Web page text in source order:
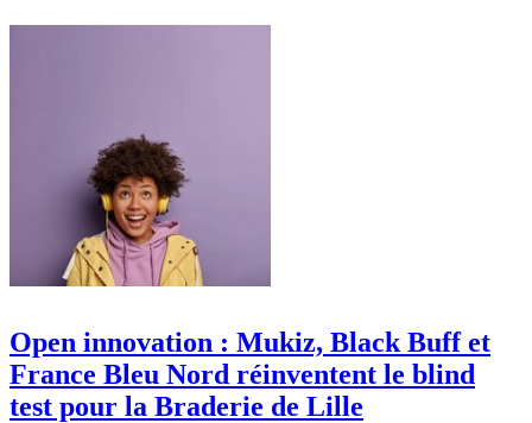
Open innovation : Mukiz, Black Buff et
France Bleu Nord réinventent le blind
test pour la Braderie de Lille